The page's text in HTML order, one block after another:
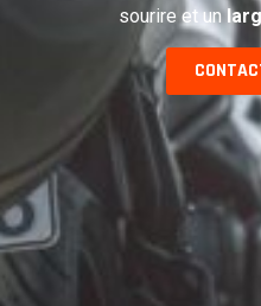
sourire et un